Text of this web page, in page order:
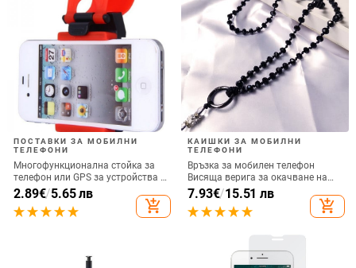
ПОСТАВКИ ЗА МОБИЛНИ
ТЕЛЕФОНИ
Многофункционална стойка за
телефон или GPS за устройства с
размери до 76мм / 4.8 инча
2.89€/5.65 лв
add_shopping_cart
КАИШКИ ЗА МОБИЛНИ
ТЕЛЕФОНИ
Връзка за мобилен телефон
Висяща верига за окачване на
врата Висулка Кристални
мъниста Ръчна изработка Анти-
загубено въже за каишка за
7.93€/15.51 лв
add_shopping_cart